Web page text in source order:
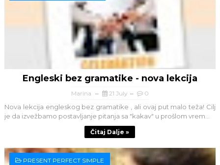
Engleski bez gramatike - nova lekcija
Marina 21 July 0
Nova lekcija engleskog bez gramatike , ali ovaj put malo teža! Cilj
je da izvežbamo postavljanje pitanja sa "kakav" u prošlom vrem...
Čitaj Dalje »
PRESENT PERFECT SIMPLE